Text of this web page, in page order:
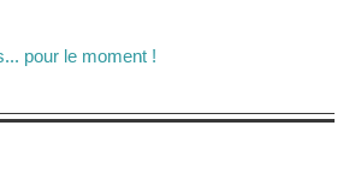
pour le moment !